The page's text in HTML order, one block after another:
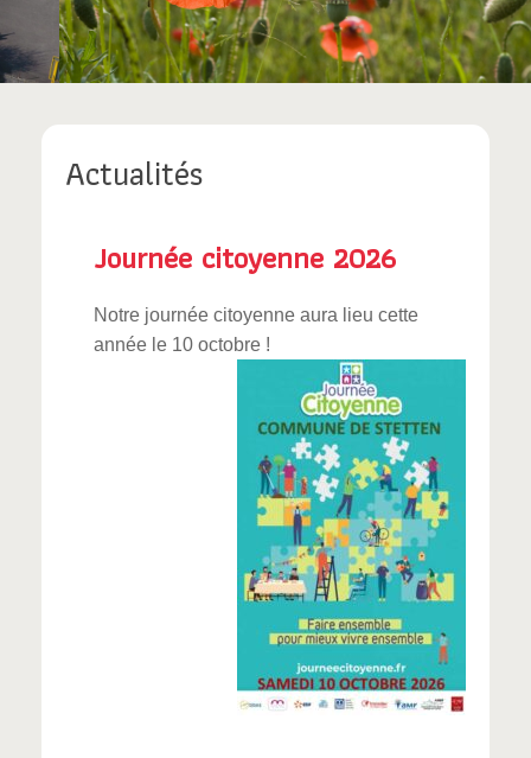
Actualités
Journée citoyenne 2026
Notre journée citoyenne aura lieu cette
année le 10 octobre !